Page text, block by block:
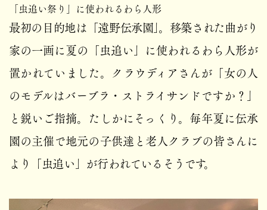
「虫追い祭り」に使われるわら人形
最初の目的地は「遠野伝承園」。移築された曲がり
家の一画に夏の「虫追い」に使われるわら人形が
置かれていました。クラウディアさんが「女の人
のモデルはバーブラ・ストライサンドですか？」
と鋭いご指摘。たしかにそっくり。毎年夏に伝承
園の主催で地元の子供達と老人クラブの皆さんに
より「虫追い」が行われているそうです。